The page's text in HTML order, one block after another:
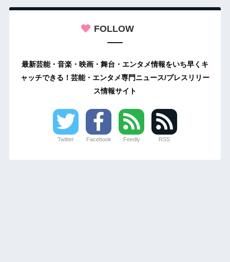
FOLLOW
最新芸能・音楽・映画・舞台・エンタメ情報をいち早くキ
ャッチできる！芸能・エンタメ専門ニュース/プレスリリー
ス情報サイト
Twitter Facebook Feedly RSS